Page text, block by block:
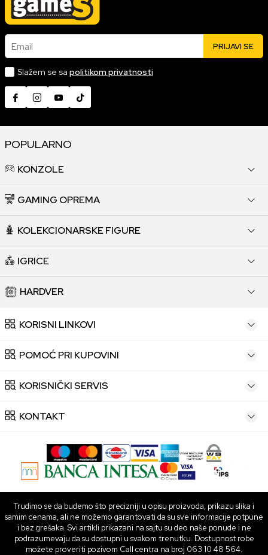
Email PRIJAVI SE
Slažem se sa politikom privatnosti
POPULARNO
KONZOLE
GAMING OPREMA
KOLEKCIONARSKE FIGURE
IGRICE
HARDVER
KORISNI LINKOVI
POMOĆ PRI KUPOVINI
KORISNIČKI SERVIS
KONTAKT
Trudimo se da budemo što precizniji u opisu proizvoda, prikazu slika i
samim cenama, ali ne možemo garantovati da su sve informacije potpune
i bez grešaka. Svi artikli prikazani na sajtu su deo naše ponude i ne
podrazumevaju da su dostupni u svakom trenutku. Dostupnost robe
možete proveriti pozivom Call centra na broj 063 10 48 564.